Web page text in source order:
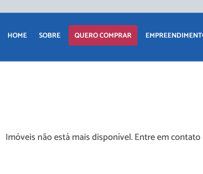
HOME SOBRE QUERO COMPRAR
TERRENO
PRONTOS PARA
MORAR
Imóveis não está mais disponível. Entre em contato